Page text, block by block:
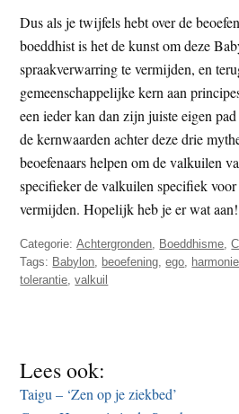
Dus als je twijfels hebt over de
boeddhist is het de kunst om deze
spraakverwarring te vermijden, en
gemeenschappelijke kern aan
een ieder kan dan zijn juiste eigen
de kernwaarden achter deze drie
beoefenaars helpen om de valkuilen
specifieker de valkuilen specifiek
vermijden. Hopelijk heb je er wat aan!
Categorie:Achtergronden Boeddhisme ,
Tags: Babylon beoefening ,ego harmonie
tolerantie ,valkuil
Lees ook:
Taigu – ‘Zen op je ziekbed’